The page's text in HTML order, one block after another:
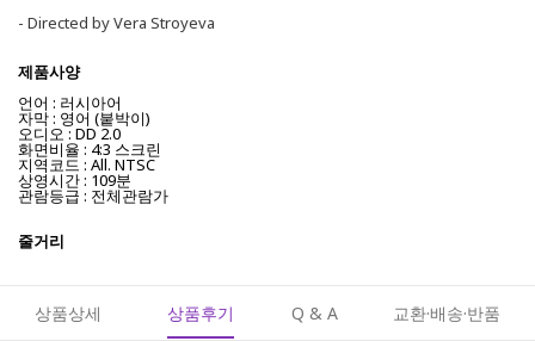
- Directed by Vera Stroyeva
제품사양
언어 : 러시아어
자막 : 영어 (붙박이)
오디오 : DD 2.0
화면비율 : 4:3 스크린
지역코드 : All. NTSC
상영시간 : 109분
관람등급 : 전체관람가
줄거리
상품상세 상품후기 Q & A 교환·배송·반품